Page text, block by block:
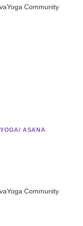
Community
YOGA/ ASANA
Community